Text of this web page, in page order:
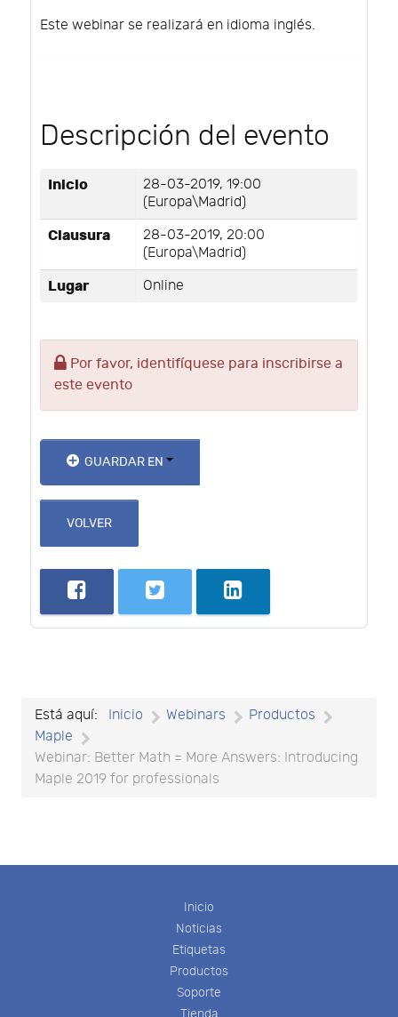
Este webinar se realizará en idioma inglés.
Descripción del evento
Inicio
28-03-2019, 19:00
(Europa\Madrid)
Clausura
28-03-2019, 20:00
(Europa\Madrid)
Lugar Online
Por favor, identifíquese para inscribirse a
este evento
GUARDAR EN
VOLVER
Está aquí: Inicio Webinars
Productos
Maple
Webinar: Better Math = More Answers: Introducing
Maple 2019 for professionals
Inicio
Noticias
Etiquetas
Productos
Soporte
Tienda